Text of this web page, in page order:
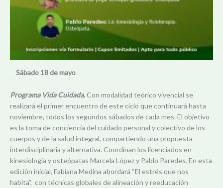
Sábado 18 de mayo
Programa Vida Cuidada.Con modalidad teórico vivencial se
realizará el primer encuentro de este ciclo que continuará hasta
noviembre, todos los segundos sábados de cada mes. El objetivo
es la toma de conciencia del cuidado personal y colectivo de los
cuerpos y de la salud integral, compartiendo una propuesta
interdisciplinaria y alternativa. Coordinan los licenciados en
kinesiología y osteópatas Marcela López y Pablo Paredes. En esta
edición inicial, Fabiana Medina abordará “El estrés que nos
habita”, con técnicas globales de alineación y reeducación